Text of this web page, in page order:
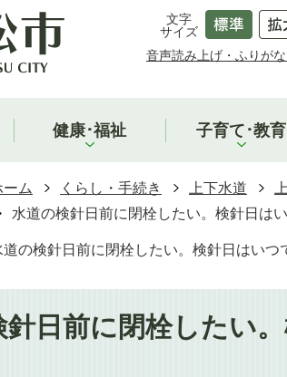
文字
サイズ
音声読み上げ・ふりがな
健康･福祉 子育て･教育
ーム くらし・手続き 上下水道
水道の検針日前に閉栓したい。検針日は
道の検針日前に閉栓したい。検針日はいつ
針日前に閉栓したい